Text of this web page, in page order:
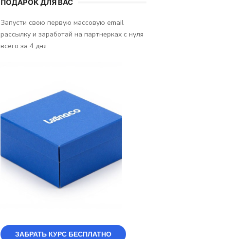
ПОДАРОК ДЛЯ ВАС
Запусти свою первую массовую email
рассылку и заработай на партнерках с нуля
всего за 4 дня
ЗАБРАТЬ КУРС БЕСПЛАТНО